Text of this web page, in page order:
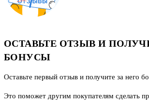
ОСТАВЬТЕ ОТЗЫВ И
БОНУСЫ
Оставьте первый отзыв и получите за него
Это поможет другим покупателям сделать